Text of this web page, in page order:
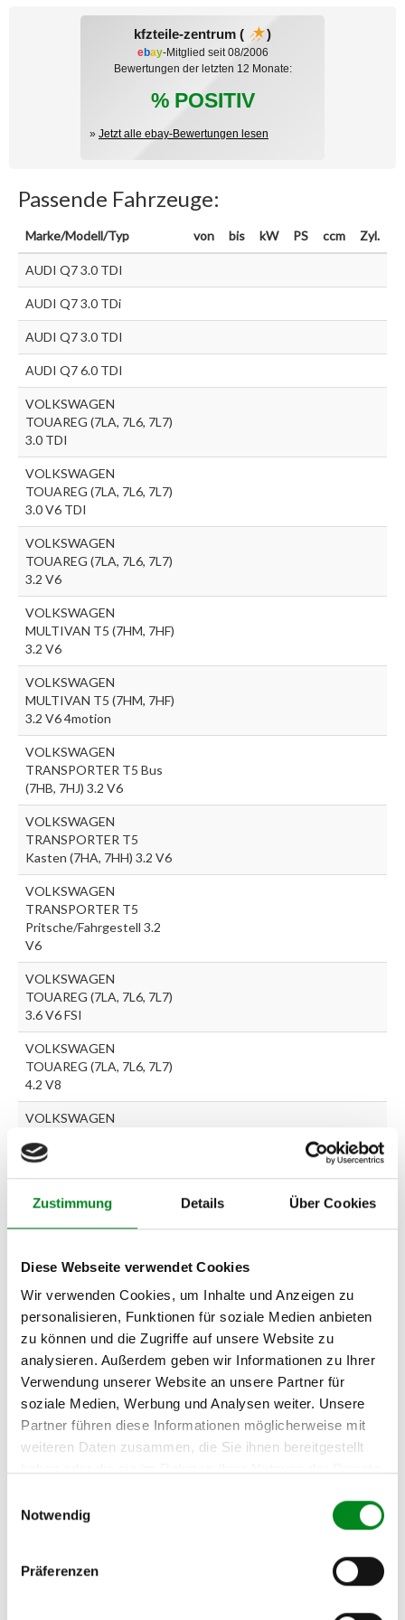
Zustimmung Details Über Cookies
Diese Webseite verwendet Cookies
Wir verwenden Cookies, um Inhalte und Anzeigen zu
personalisieren, Funktionen für soziale Medien anbieten
zu können und die Zugriffe auf unsere Website zu
analysieren. Außerdem geben wir Informationen zu Ihrer
Verwendung unserer Website an unsere Partner für
soziale Medien, Werbung und Analysen weiter. Unsere
Partner führen diese Informationen möglicherweise mit
weiteren Daten zusammen, die Sie ihnen bereitgestellt
Notwendig
Präferenzen
kfzteile-zentrum ( )
ebay-Mitglied seit 08/2006
Bewertungen der letzten 12 Monate:
% POSITIV
» Jetzt alle ebay-Bewertungen lesen
Passende Fahrzeuge:
Marke/Modell/Typ von bis kW PS ccm Zyl.
AUDI Q7 3.0 TDI
AUDI Q7 3.0 TDi
AUDI Q7 3.0 TDI
AUDI Q7 6.0 TDI
VOLKSWAGEN
TOUAREG (7LA, 7L6, 7L7)
3.0 TDI
VOLKSWAGEN
TOUAREG (7LA, 7L6, 7L7)
3.0 V6 TDI
VOLKSWAGEN
TOUAREG (7LA, 7L6, 7L7)
3.2 V6
VOLKSWAGEN
MULTIVAN T5 (7HM, 7HF)
3.2 V6
VOLKSWAGEN
MULTIVAN T5 (7HM, 7HF)
3.2 V6 4motion
VOLKSWAGEN
TRANSPORTER T5 Bus
(7HB, 7HJ) 3.2 V6
VOLKSWAGEN
TRANSPORTER T5
Kasten (7HA, 7HH) 3.2 V6
VOLKSWAGEN
TRANSPORTER T5
Pritsche/Fahrgestell 3.2
V6
VOLKSWAGEN
TOUAREG (7LA, 7L6, 7L7)
3.6 V6 FSI
VOLKSWAGEN
TOUAREG (7LA, 7L6, 7L7)
4.2 V8
VOLKSWAGEN
6.0 W12
TRANSPORTER T5 Bus
TRANSPORTER T5
Kasten (7HA, 7HH) 3.2
4motion
VOLKSWAGEN
MULTIVAN T5 (7HM, 7HN,
7HF, 7EF, 7EM, 7EN) 3.2 V6
TRANSPORTER T5 Bus
(7HB, 7HJ, 7EB, 7EJ, 7EF)
TRANSPORTER T5